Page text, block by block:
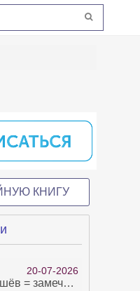
КНИГУ
20-07-2026
Стругацкие + В.Левашёв = замечательно!